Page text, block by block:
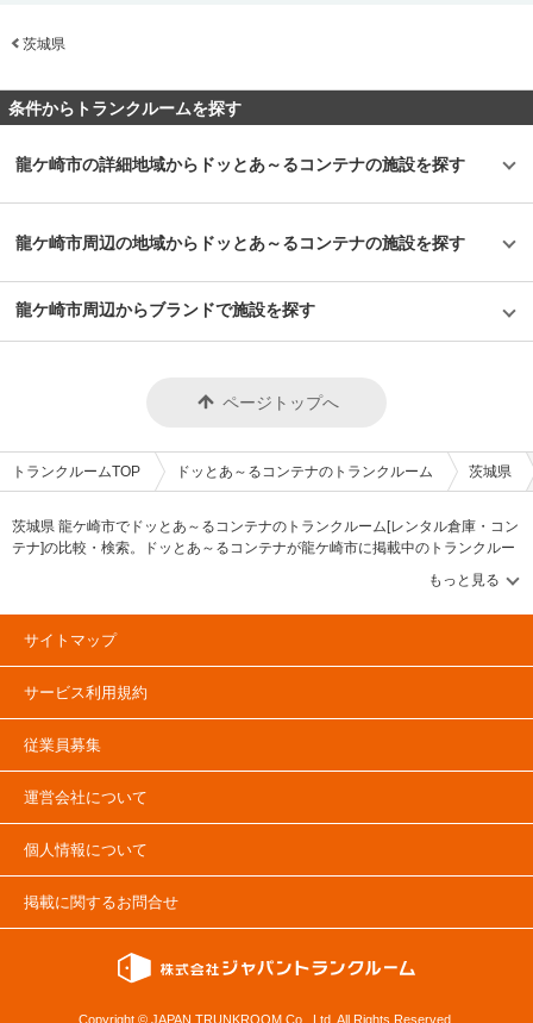
場の状況を踏まえつつお客様のニーズにお応えしている。はじめてコンテナ
を使う方にも、もっとアフターフォローがしっかりしている場所を検討して
施設見学や即日利用も可能ですので、ご希望の方はLIFULLトランクルーム
所は住宅街の中にあるので近隣の方はふらっと立ち寄って荷物の整理などが
できると思った。実際、高級バイクなどを自宅に置くことは難しいため、コ
魅力的なポイント。そして、同社は営業スタッフによる万全の対応も強みと
しているため、契約前はもちろん、利用開始後もアフターフォローやトラブ
教えてください。 本施設では防犯カメラを完備し、大手警備会社のセキュ
は立ち入りができない仕様になっておりますので、24時間365日安心してご
利用いただけます。 費用や契約について教えてください。 月額6,600円～
理費800円/月（税込）、補償会費500円/月（非課税）の初月分と翌月分、事
務手数料（賃料1ヵ月分）、メンテナンス費用5,500円（税込）がかかりま
ます。ご契約の前の内覧や部屋の広さ、アクセス方法など詳細情報につきま
しては、LIFULLトランクルームのメールもしくは電話にてお問合せくださ
あるデザインのトランクルームで、プレミアムと言っても遜色ない設備やセ
アで展開している株式会社ユーティライズ福岡支店の「ドッとあ～るトラン
プにてご利用いただけます。利便性がよく一般家庭のお荷物はもちろん、会
方がご利用されているのでしょうか？ 利便性が良いため近隣にお住まいの
方にご利用いただくことが多いです。小物類からレジャー用品のような大き
また、法人の場合は、用具や資材の一時保管などで、大きなコンテナの利用
開発のコンテナ「ドッとあ～るコンテナ」は、市販のものより高性能で、扉
断熱材が入っており、通気口も設置しているため、大切なお荷物の保管にも
安心です。夜間敷地内照明や防犯カメラの設置、防犯性の高い鍵も用意し、
す。初期費用は賃料1ヵ月分の事務手数料とメンテナンス費用5,500円（税
ルームのメールもしくは電話にてお問合せください。部屋の広さやアクセス
アクセスしやすいのが特長のコンテナ施設だ。福岡エリアは店舗数が多いの
でお客様への施設の提案も幅広くできると言う。店舗間が近いケースが多い
や対応が可能だと言う。また同社の営業メンバーによるスピーディーな対応
は、問い合わせから申し込み、鍵のお渡し、アフターフォロー、定期巡回ま
する上での安心感にも繋がっている。地元福岡で培ったサービスを今や全国
茨城県
条件からトランクルームを探す
龍ケ崎市の詳細地域からドッとあ～るコンテナの施設を探す
龍ケ崎市周辺の地域からドッとあ～るコンテナの施設を探す
龍ケ崎市周辺からブランドで施設を探す
ページトップへ
トランクルームTOP ドッとあ～るコンテナのトランクルーム 茨城県
茨城県 龍ケ崎市でドッとあ～るコンテナのトランクルーム[レンタル倉庫・コン
テナ]の比較・検索。ドッとあ～るコンテナが龍ケ崎市に掲載中のトランクルー
ら探して、広さ・料金[賃料]・セキュリティ・空調完備・24時間出し入れ可能な
どの希望条件で絞込み！豊富な物件数から様々な方法でご希望の収納スペース
を簡単に探せるトランクルーム情報サイトです。ドッとあ～るコンテナで気に
サイトマップ
サービス利用規約
従業員募集
運営会社について
個人情報について
掲載に関するお問合せ
Copyright © JAPAN TRUNKROOM Co., Ltd. All Rights Reserved.